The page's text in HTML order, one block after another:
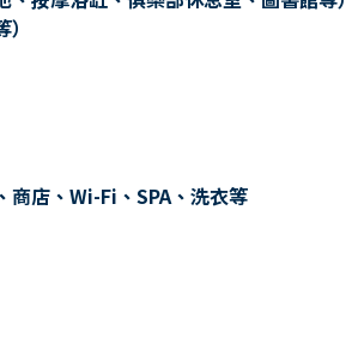
商店、Wi-Fi、SPA、洗衣等